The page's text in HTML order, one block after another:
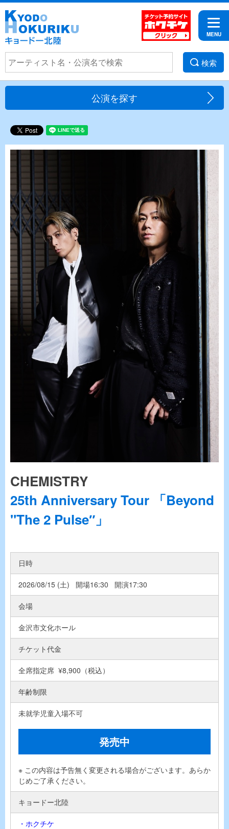
検索
公演を探す
CHEMISTRY
25th Anniversary Tour 「Beyond
"The 2 Pulse″」
日時
2026/08/15 (土) 開場16:30 開演17:30
会場
金沢市文化ホール
チケット代金
全席指定席 ¥8,900（税込）
年齢制限
未就学児童入場不可
発売中
※ この内容は予告無く変更される場合がございます。あらか
じめご了承ください。
キョードー北陸
・ホクチケ